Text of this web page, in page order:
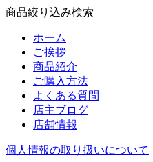
商品絞り込み検索
ホーム
ご挨拶
商品紹介
ご購入方法
よくある質問
店主ブログ
店舗情報
個人情報の取り扱いについて